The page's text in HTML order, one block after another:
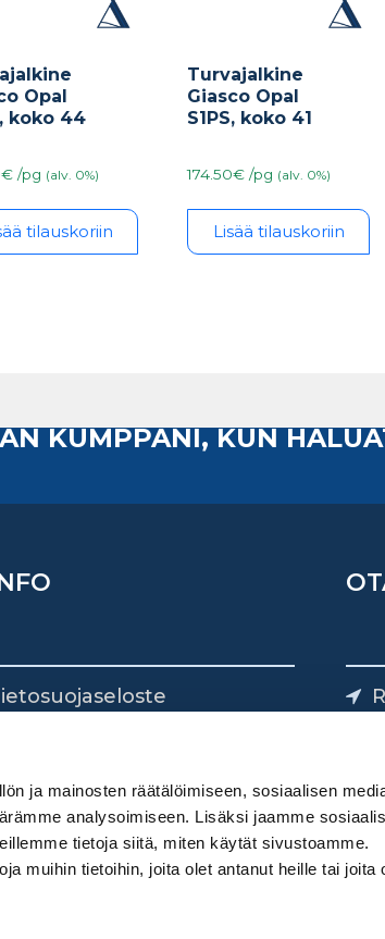
ja mainosten räätälöimiseen, sosiaalisen
analysoimiseen. Lisäksi jaamme
tietoja siitä, miten käytät sivustoamme.
muihin tietoihin, joita olet antanut heille tai joita
Opal
koko 44
/pg (alv. 0%)
tilauskoriin
Turvajalkine
Giasco Opal
S1PS, koko 41
174.50€ /pg (alv. 0%)
Lisää tilauskoriin
KUMPPANI, KUN